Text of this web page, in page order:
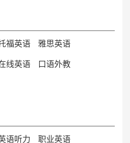
，阿卡索外教网的价格在网上
福英语 雅思英语
线英语 口语外教
语听力 职业英语